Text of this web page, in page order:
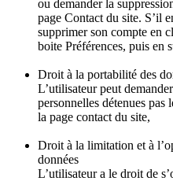
ou demander la
page Contact du site. S’il
supprimer son compte en
boite Préférences, puis en
Droit à la portabilité des
L’utilisateur peut
personnelles détenues pas
la page contact du site,
Droit à la limitation et à
données
L’utilisateur a le droit de